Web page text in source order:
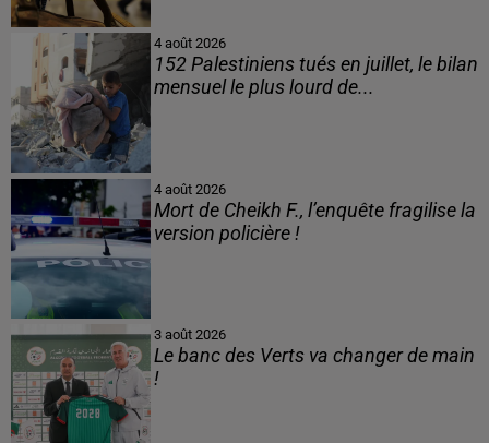
4 août 2026
152 Palestiniens tués en juillet, le bilan
mensuel le plus lourd de...
4 août 2026
Mort de Cheikh F., l’enquête fragilise la
version policière !
3 août 2026
Le banc des Verts va changer de main
!